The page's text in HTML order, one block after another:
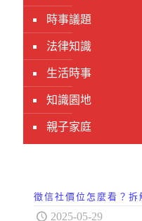
時事議題
法律知識
生活時事
知識園地
親子家庭
徵信社價位怎麼看？
2025-05-29